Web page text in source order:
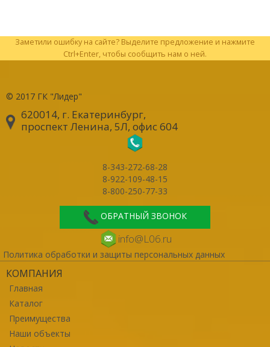
Заметили ошибку на сайте? Выделите предложение и нажмите
Ctrl+Enter, чтобы сообщить нам о ней.
© 2017 ГК "Лидер"
620014, г. Екатеринбург,
проспект Ленина, 5Л, офис 604
8-343-272-68-28
8-922-109-48-15
8-800-250-77-33
ОБРАТНЫЙ ЗВОНОК
info@L06.ru
Политика обработки и защиты персональных данных
КОМПАНИЯ
Главная
Каталог
Преимущества
Наши объекты